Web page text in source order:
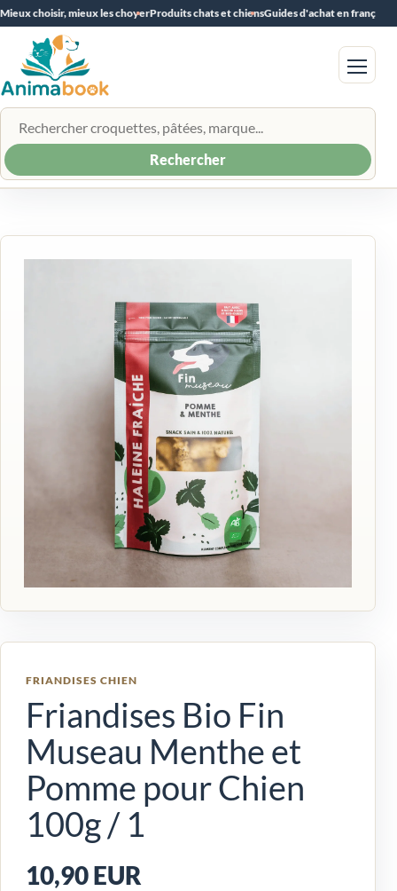
Mieux choisir, mieux les choyerProduits chats et chiensGuides d'achat en français
Rechercher un produit
Rechercher
Menu
FRIANDISES CHIEN
Friandises Bio Fin
Museau Menthe et
Pomme pour Chien
100g / 1
10,90 EUR